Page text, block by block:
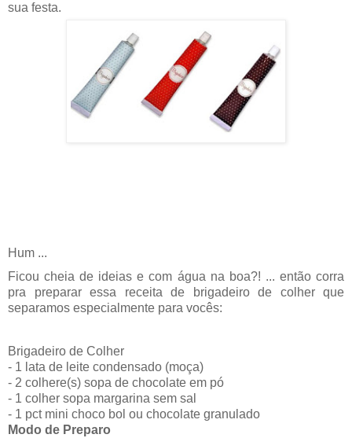
sua festa.
Hum ...
Ficou cheia de ideias e com água na boa?! ... então corra
pra preparar essa receita de brigadeiro de colher que
separamos especialmente para vocês:
Brigadeiro de Colher
- 1 lata de leite condensado (moça)
- 2 colhere(s) sopa de chocolate em pó
- 1 colher sopa margarina sem sal
- 1 pct mini choco bol ou chocolate granulado
Modo de Preparo